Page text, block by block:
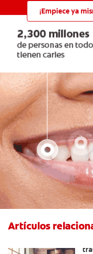
¡Empiece ya
Artículos